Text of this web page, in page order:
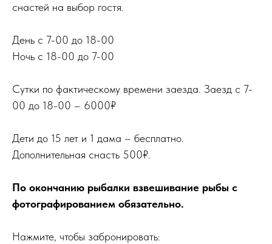
снастей на выбор гостя.
День с 7-00 до 18-00
Ночь с 18-00 до 7-00
Сутки по фактическому времени заезда. Заезд с 7-
00 до 18-00 – 6000₽
Дети до 15 лет и 1 дама – бесплатно.
Дополнительная снасть 500₽.
По окончанию рыбалки взвешивание рыбы с
фотографированием обязательно.
Нажмите, чтобы забронировать: